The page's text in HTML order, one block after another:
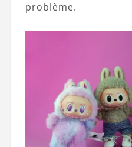
problème.